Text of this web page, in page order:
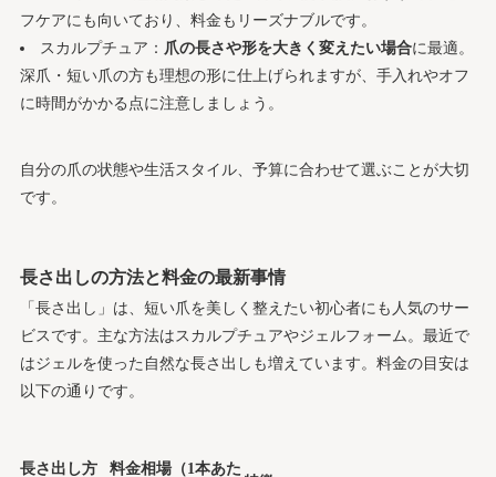
フケアにも向いており、料金もリーズナブルです。
スカルプチュア： 爪の長さや形を大きく変えたい場合に最適。
深爪・短い爪の方も理想の形に仕上げられますが、手入れやオフ
に時間がかかる点に注意しましょう。
自分の爪の状態や生活スタイル、予算に合わせて選ぶことが大切
です。
長さ出しの方法と料金の最新事情
「長さ出し」は、短い爪を美しく整えたい初心者にも人気のサー
ビスです。主な方法はスカルプチュアやジェルフォーム。最近で
はジェルを使った自然な長さ出しも増えています。料金の目安は
以下の通りです。
長さ出し方
料金相場（1本あた